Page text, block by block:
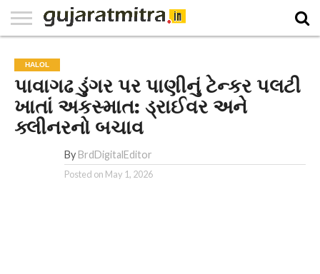
PAPER
NATIONAL
WORLD
BUSINESS
SPORTS
GUJARAT
OPINION
MORE
HALOL
પાવાગઢ ડુંગર પર પાણીનું ટેન્કર પલટી
ખાતાં અકસ્માત: ડ્રાઈવર અને
ક્લીનરનો બચાવ
By BrdDigitalEditor
Posted on May 1, 2026